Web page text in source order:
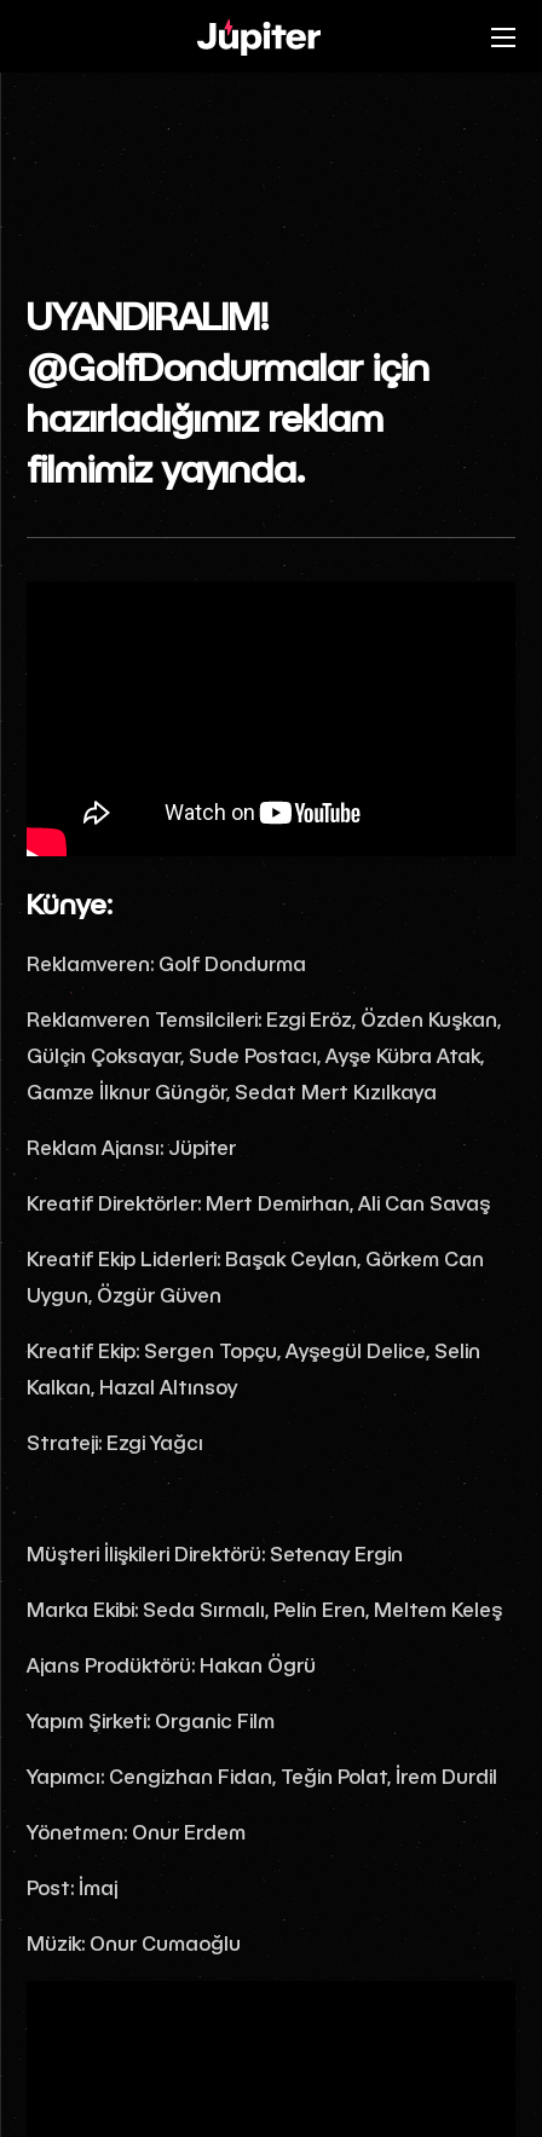
UYANDIRALIM!
@GolfDondurmalar için
hazırladığımız reklam
filmimiz yayında.
Künye:
Reklamveren: Golf Dondurma
Reklamveren Temsilcileri: Ezgi Eröz, Özden Kuşkan,
Gülçin Çoksayar, Sude Postacı, Ayşe Kübra Atak,
Gamze İlknur Güngör, Sedat Mert Kızılkaya
Reklam Ajansı: Jüpiter
Kreatif Direktörler: Mert Demirhan, Ali Can Savaş
Kreatif Ekip Liderleri: Başak Ceylan, Görkem Can
Uygun, Özgür Güven
Kreatif Ekip: Sergen Topçu, Ayşegül Delice, Selin
Kalkan, Hazal Altınsoy
Strateji: Ezgi Yağcı
Müşteri İlişkileri Direktörü: Setenay Ergin
Marka Ekibi: Seda Sırmalı, Pelin Eren, Meltem Keleş
Ajans Prodüktörü: Hakan Ögrü
Yapım Şirketi: Organic Film
Yapımcı: Cengizhan Fidan, Teğin Polat, İrem Durdil
Yönetmen: Onur Erdem
Post: İmaj
Müzik: Onur Cumaoğlu